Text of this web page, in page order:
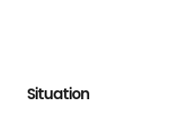
Situation